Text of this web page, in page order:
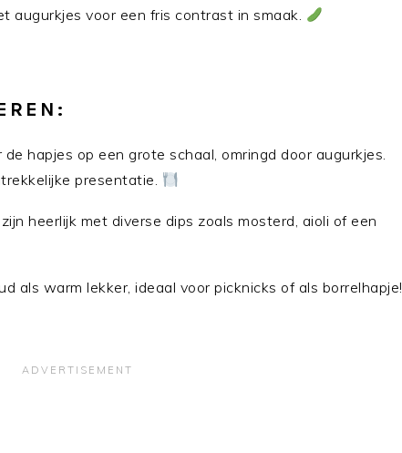
augurkjes voor een fris contrast in smaak.
de hapjes op een grote schaal, omringd door augurkjes.
presentatie.
heerlijk met diverse dips zoals mosterd, aioli of een
als warm lekker, ideaal voor picknicks of als borrelhapje!